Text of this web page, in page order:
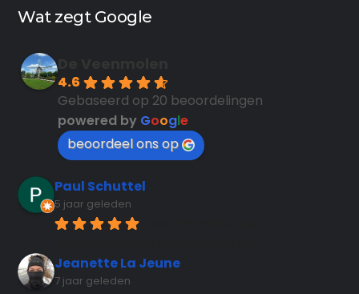
Wat zegt Google
4.6
Gebaseerd op 20 beoordelingen
powered by Google
beoordeel ons op
Paul Schuttel
5 jaar geleden
Jeanette La Jeune
7 jaar geleden